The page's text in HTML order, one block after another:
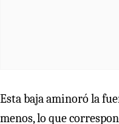
Esta baja aminoró la
menos, lo que